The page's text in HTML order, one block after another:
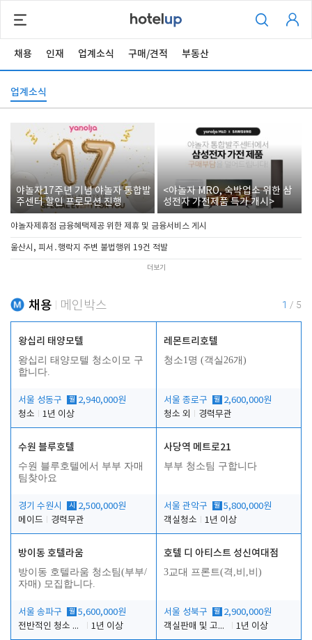
채용 인재 업계소식 구매/견적 부동산
업계소식
야놀자17주년 기념 야놀자 통합발
주센터 할인 프로모션 진행
<야놀자 MRO, 숙박업소 위한 삼
성전자 가전제품 특가 개시>
야놀자제휴점 금융혜택제공 위한 제휴 및 금융서비스 게시
울산시, 피서․행락지 주변 불법행위 19건 적발
더보기
채용 메인박스 1 / 5
왕십리 태양모텔
왕십리 태양모텔 청소이모 구
합니다.
서울 성동구 월 2,940,000원
청소
1년 이상
레몬트리호텔
청소1명 (객실26개)
서울 종로구 월 2,600,000원
청소 외
경력무관
수원 블루호텔
수원 블루호텔에서 부부 자매
팀찾아요
경기 수원시 시
2,500,000원
메이드
경력무관
사당역 메트로21
부부 청소팀 구합니다
서울 관악구 월 5,800,000원
객실청소
1년 이상
방이동 호텔라움
방이동 호텔라움 청소팀(부부/
자매) 모집합니다.
서울 송파구 월 5,600,000원
전반적인 청소 업무(객실청소.객실정리)
1년 이상
호텔 디 아티스트 성신여대점
3교대 프론트(격,비,비)
서울 성북구 월 2,900,000원
객실판매 및 고객응대
1년 이상